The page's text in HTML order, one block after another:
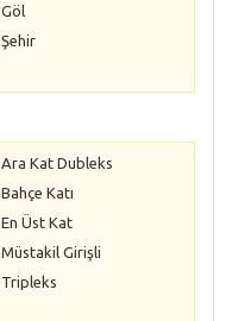
Göl
Şehir
Ara Kat Dubleks
Bahçe Katı
En Üst Kat
Müstakil Girişli
Tripleks